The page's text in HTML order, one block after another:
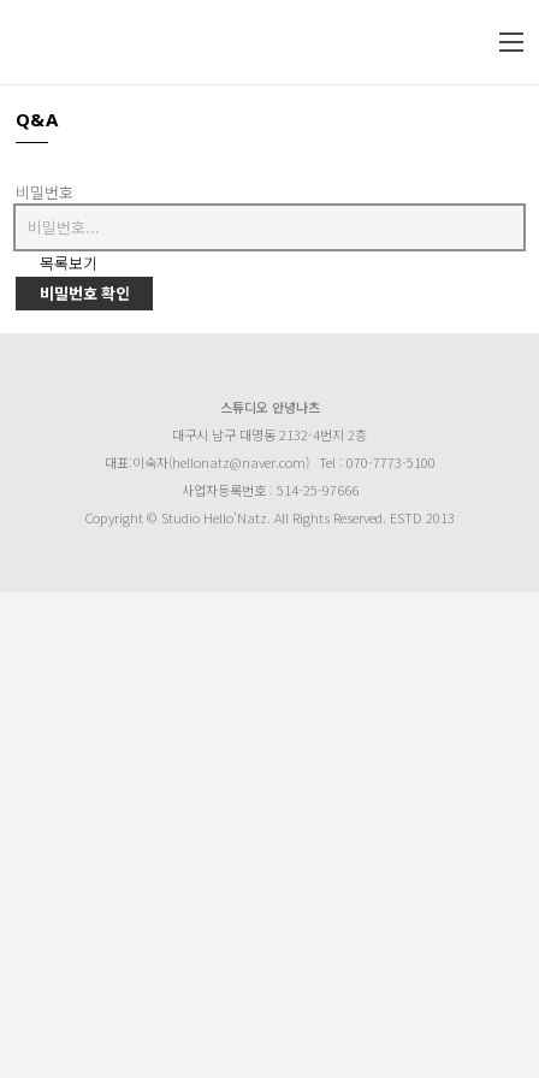
Q&A
비밀번호
목록보기
비밀번호 확인
스튜디오 안녕나츠
대구시 남구 대명동 2132-4번지 2층
대표:이숙자(hellonatz@naver.com) Tel : 070-7773-5100
사업자등록번호 : 514-25-97666
Copyright © Studio Hello’Natz. All Rights Reserved. ESTD 2013